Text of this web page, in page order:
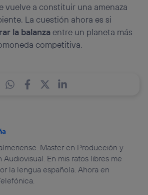
vuelve a constituir una amenaza
La cuestión ahora es si
la balanzaentre un planeta más
competitiva.
Master en Producción y
Audiovisual. En mis ratos libres me
la lengua española. Ahora en